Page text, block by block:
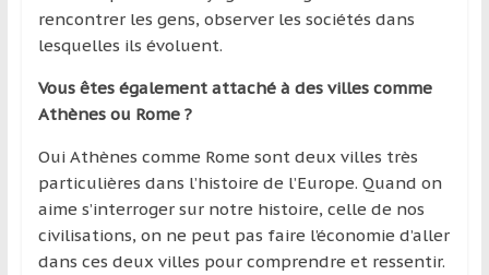
rencontrer les gens, observer les sociétés dans
lesquelles ils évoluent.
Vous êtes également attaché à des villes comme
Athènes ou Rome ?
Oui Athènes comme Rome sont deux villes très
particulières dans l’histoire de l’Europe. Quand on
aime s’interroger sur notre histoire, celle de nos
civilisations, on ne peut pas faire l’économie d’aller
dans ces deux villes pour comprendre et ressentir.